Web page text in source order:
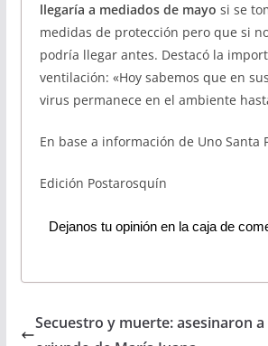
llegaría a mediados de mayo si se
medidas de protección pero que si
podría llegar antes. Destacó la
ventilación: «Hoy sabemos que en
virus permanece en el ambiente
En base a información de Uno Santa
Edición Postarosquín
Dejanos tu opinión en la caja de
Secuestro y muerte: asesinaron